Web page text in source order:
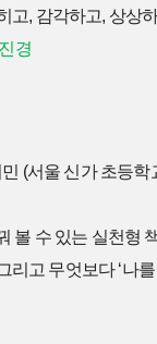
, 감각하고, 상상
경
(서울 신가 초등학
볼 수 있는 실천형
고 무엇보다 ‘나